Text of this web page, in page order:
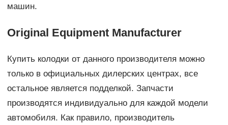
машин.
Original Equipment Manufacturer
Купить колодки от данного производителя можно
только в официальных дилерских центрах, все
остальное является подделкой. Запчасти
производятся индивидуально для каждой модели
автомобиля. Как правило, производитель